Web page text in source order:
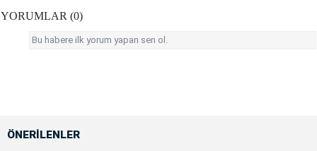
YORUMLAR (0)
Bu habere ilk yorum yapan sen ol.
ÖNERİLENLER